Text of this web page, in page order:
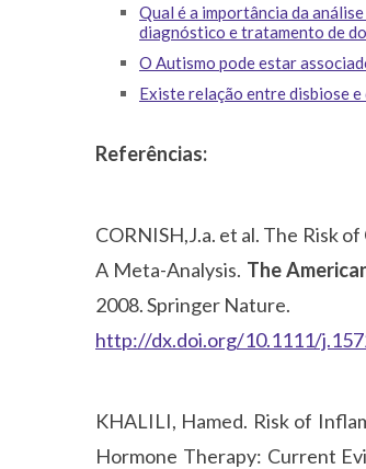
Qual é a importância da
diagnóstico e tratamento de
O Autismo pode estar
Existe relação entre disbiose
Referências:
CORNISH,J.a. et al. The Risk
A Meta-Analysis. The
2008. Springer Nature.
http://dx.doi.org/10.1111/
KHALILI, Hamed. Risk of
Hormone Therapy: Current